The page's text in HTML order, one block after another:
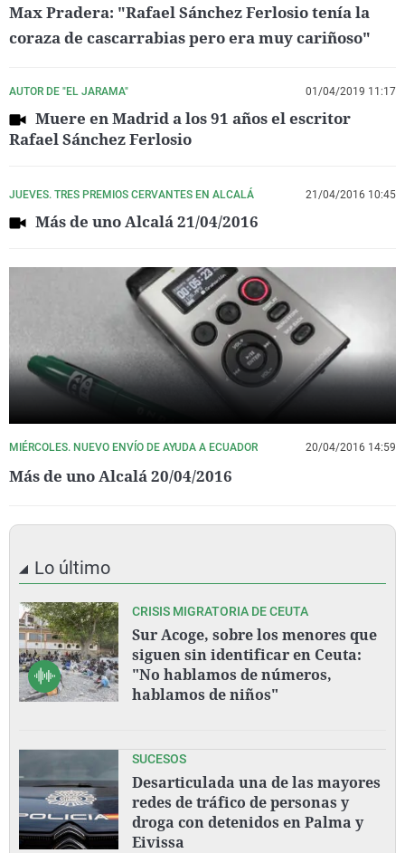
Max Pradera: "Rafael Sánchez Ferlosio tenía la
coraza de cascarrabias pero era muy cariñoso"
AUTOR DE "EL JARAMA" 01/04/2019 11:17
Muere en Madrid a los 91 años el escritor
Rafael Sánchez Ferlosio
JUEVES. TRES PREMIOS CERVANTES EN ALCALÁ 21/04/2016 10:45
Más de uno Alcalá 21/04/2016
MIÉRCOLES. NUEVO ENVÍO DE AYUDA A ECUADOR 20/04/2016 14:59
Más de uno Alcalá 20/04/2016
Lo último
CRISIS MIGRATORIA DE CEUTA
Sur Acoge, sobre los menores que
siguen sin identificar en Ceuta:
"No hablamos de números,
hablamos de niños"
SUCESOS
Desarticulada una de las mayores
redes de tráfico de personas y
droga con detenidos en Palma y
Eivissa